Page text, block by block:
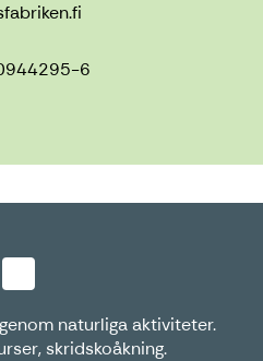
6
naturliga aktiviteter.
skridskoåkning.